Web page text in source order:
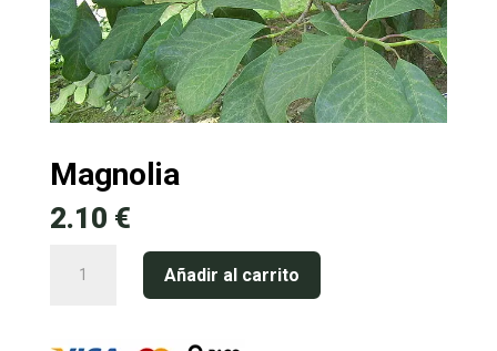
Magnolia
2.10 €
Añadir al carrito